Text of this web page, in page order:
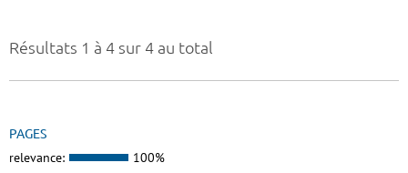
Résultats 1 à 4 sur 4 au total
PAGES
relevance: 100%